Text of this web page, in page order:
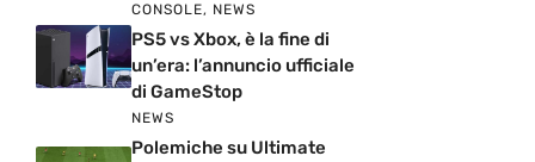
CONSOLE, NEWS
PS5 vs Xbox, è la fine di
un’era: l’annuncio ufficiale
di GameStop
NEWS
Polemiche su Ultimate